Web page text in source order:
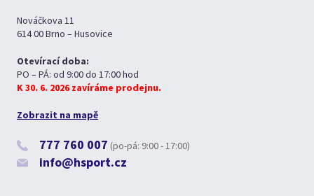
Nováčkova 11
614 00 Brno – Husovice
Otevírací doba:
PO – PÁ: od 9:00 do 17:00 hod
K 30. 6. 2026 zavíráme prodejnu.
Zobrazit na mapě
777 760 007 (po-pá: 9:00 - 17:00)
info@hsport.cz